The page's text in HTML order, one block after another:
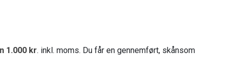
1.000 kr. inkl. moms. Du får en gennemført, skånsom